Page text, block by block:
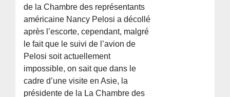
de la Chambre des représentants
américaine Nancy Pelosi a décollé
après l’escorte, cependant, malgré
le fait que le suivi de l’avion de
Pelosi soit actuellement
impossible, on sait que dans le
cadre d’une visite en Asie, la
présidente de la La Chambre des